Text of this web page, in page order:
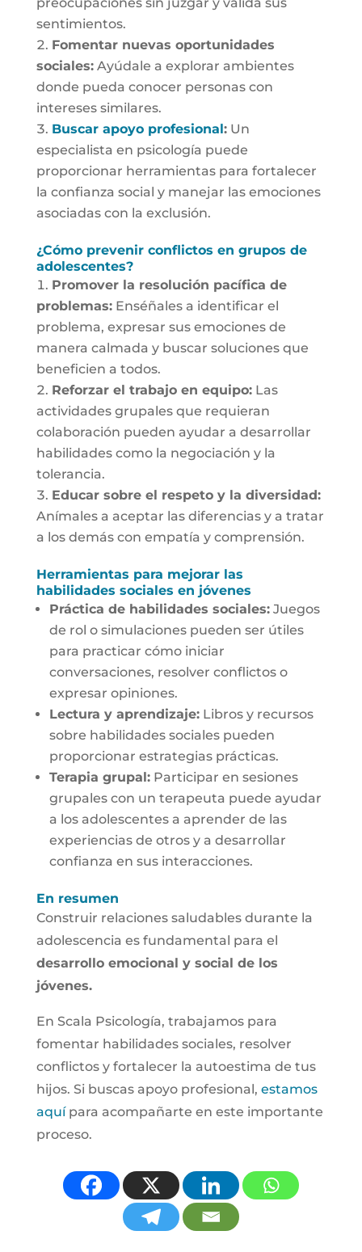
sentimientos.
Fomentar nuevas oportunidades
sociales:Ayúdale a explorar ambientes
donde pueda conocer personas con
intereses similares.
Buscar apoyo profesional:Un
especialista en psicología puede
proporcionar herramientas para fortalecer
la confianza social y manejar las emociones
asociadas con la exclusión.
¿Cómo prevenir conflictos en grupos de
adolescentes?
Promover la resolución pacífica de
problemas:Enséñales a identificar el
problema, expresar sus emociones de
manera calmada y buscar soluciones que
beneficien a todos.
Reforzar el trabajo en equipo:Las
actividades grupales que requieran
colaboración pueden ayudar a desarrollar
habilidades como la negociación y la
tolerancia.
Educar sobre el respeto y la diversidad:
Anímales a aceptar las diferencias y a tratar
a los demás con empatía y comprensión.
Herramientas para mejorar las
habilidades sociales en jóvenes
Práctica de habilidades sociales:Juegos
de rol o simulaciones pueden ser útiles
para practicar cómo iniciar
conversaciones, resolver conflictos o
expresar opiniones.
Lectura y aprendizaje:Libros y recursos
sobre habilidades sociales pueden
proporcionar estrategias prácticas.
Terapia grupal:Participar en sesiones
grupales con un terapeuta puede ayudar
a los adolescentes a aprender de las
experiencias de otros y a desarrollar
confianza en sus interacciones.
En resumen
Construir relaciones saludables durante la
adolescencia es fundamental para el
desarrollo emocional y social de los
jóvenes.
En Scala Psicología, trabajamos para
fomentar habilidades sociales, resolver
conflictos y fortalecer la autoestima de tus
hijos. Si buscas apoyo profesional, estamos
aquípara acompañarte en este importante
proceso.